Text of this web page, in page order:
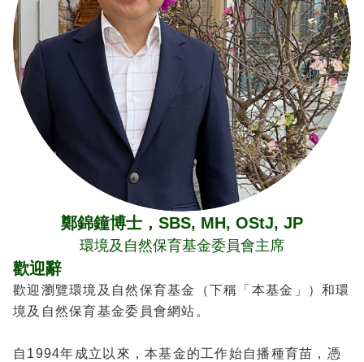
鄭錦鐘博士，SBS, MH, OStJ, JP
環境及自然保育基金委員會主席
歡迎辭
歡迎瀏覽環境及自然保育基金（下稱「本基金」）和環
境及自然保育基金委員會網站。
自1994年成立以來，本基金的工作始自播種育苗，憑